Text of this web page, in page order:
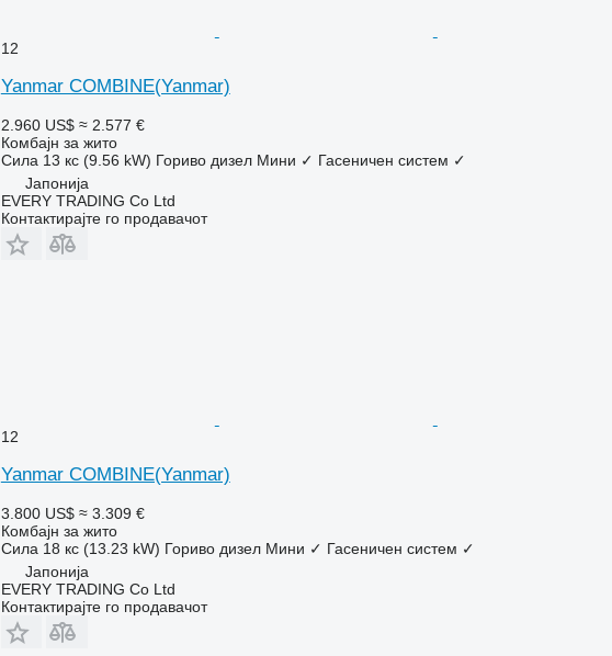
12
Yanmar COMBINE(Yanmar)
2.960 US$ ≈ 2.577 €
Комбајн за жито
Сила 13 кс (9.56 kW) Гориво дизел Мини ✓ Гасеничен систем ✓
Јапонија
EVERY TRADING Co Ltd
Контактирајте го продавачот
12
Yanmar COMBINE(Yanmar)
3.800 US$ ≈ 3.309 €
Комбајн за жито
Сила 18 кс (13.23 kW) Гориво дизел Мини ✓ Гасеничен систем ✓
Јапонија
EVERY TRADING Co Ltd
Контактирајте го продавачот